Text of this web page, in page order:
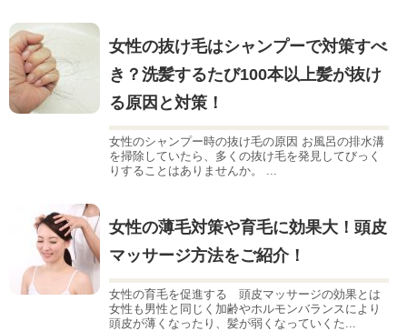
女性の抜け毛はシャンプーで対策すべ
き？洗髪するたび100本以上髪が抜け
る原因と対策！
女性のシャンプー時の抜け毛の原因 お風呂の排水溝
を掃除していたら、多くの抜け毛を発見してびっく
りすることはありませんか。 ...
女性の薄毛対策や育毛に効果大！頭皮
マッサージ方法をご紹介！
女性の育毛を促進する 頭皮マッサージの効果とは
女性も男性と同じく加齢やホルモンバランスにより
頭皮が薄くなったり、髪が弱くなっていくた...